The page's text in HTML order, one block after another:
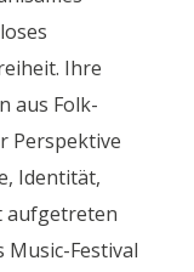
Ihre
aus Folk-
Perspektive
Identität,
aufgetreten
Music-Festival